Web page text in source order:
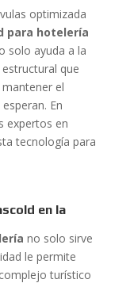
optimizada
para hotelería
solo ayuda a la
que
el
En
expertos en
tecnología para
en la
no solo sirve
le permite
turístico